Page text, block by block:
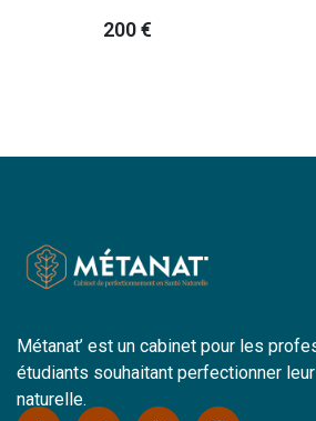
200€
Métanat’ est un cabinet pour les
étudiants souhaitant perfectionner
naturelle.